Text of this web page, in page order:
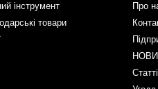
інструмент
товари
Про
Статті